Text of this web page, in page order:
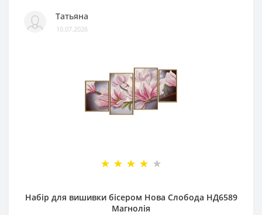
Татьяна
10.07.2026
Набір для вишивки бісером Нова Слобода НД6589
Магнолія